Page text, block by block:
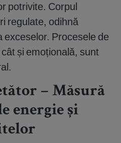
potrivite. Corpul
regulate, odihnă
exceselor. Procesele de
și emoțională, sunt
– Măsură
energie și